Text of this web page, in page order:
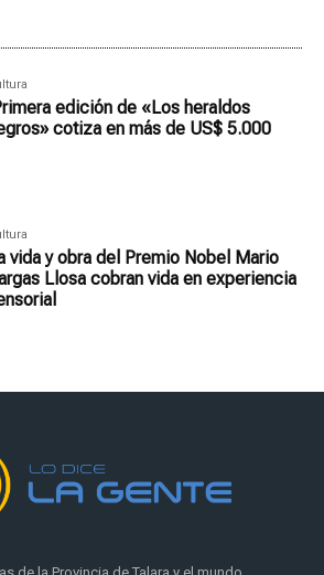
edición de «Los heraldos
cotiza en más de US$ 5.000
vida y obra del Premio Nobel Mario
Llosa cobran vida en experiencia